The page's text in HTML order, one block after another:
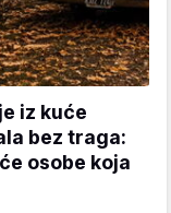
iz kuće
bez traga:
osobe koja